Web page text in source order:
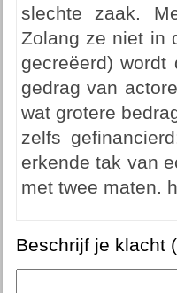
slechte zaak.
Zolang ze niet in
gecreëerd)
gedrag van
wat grotere
zelfs
erkende tak van
met twee maten.
Beschrijf je klacht